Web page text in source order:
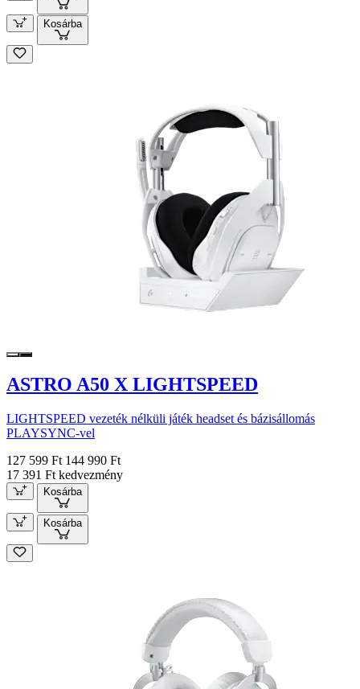
Kosárba
ASTRO A50 X LIGHTSPEED
LIGHTSPEED vezeték nélküli játék headset és bázisállomás
PLAYSYNC-vel
127 599 Ft 144 990 Ft
17 391 Ft kedvezmény
Kosárba
Kosárba